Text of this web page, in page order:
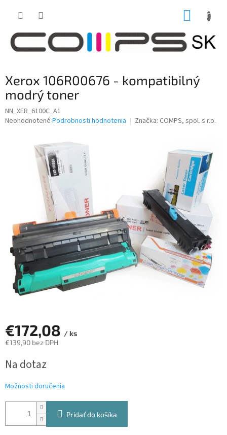
Xerox 106R00676 - kompatibilný
modrý toner
NN_XER_6100C_A1
Priemerné
Neohodnotené Podrobnosti hodnotenia Značka: COMPS, spol. s r.o.
€172,08 / ks
€139,90 bez DPH
cena:
Na dotaz
Možnosti doručenia
Pridať do košíka